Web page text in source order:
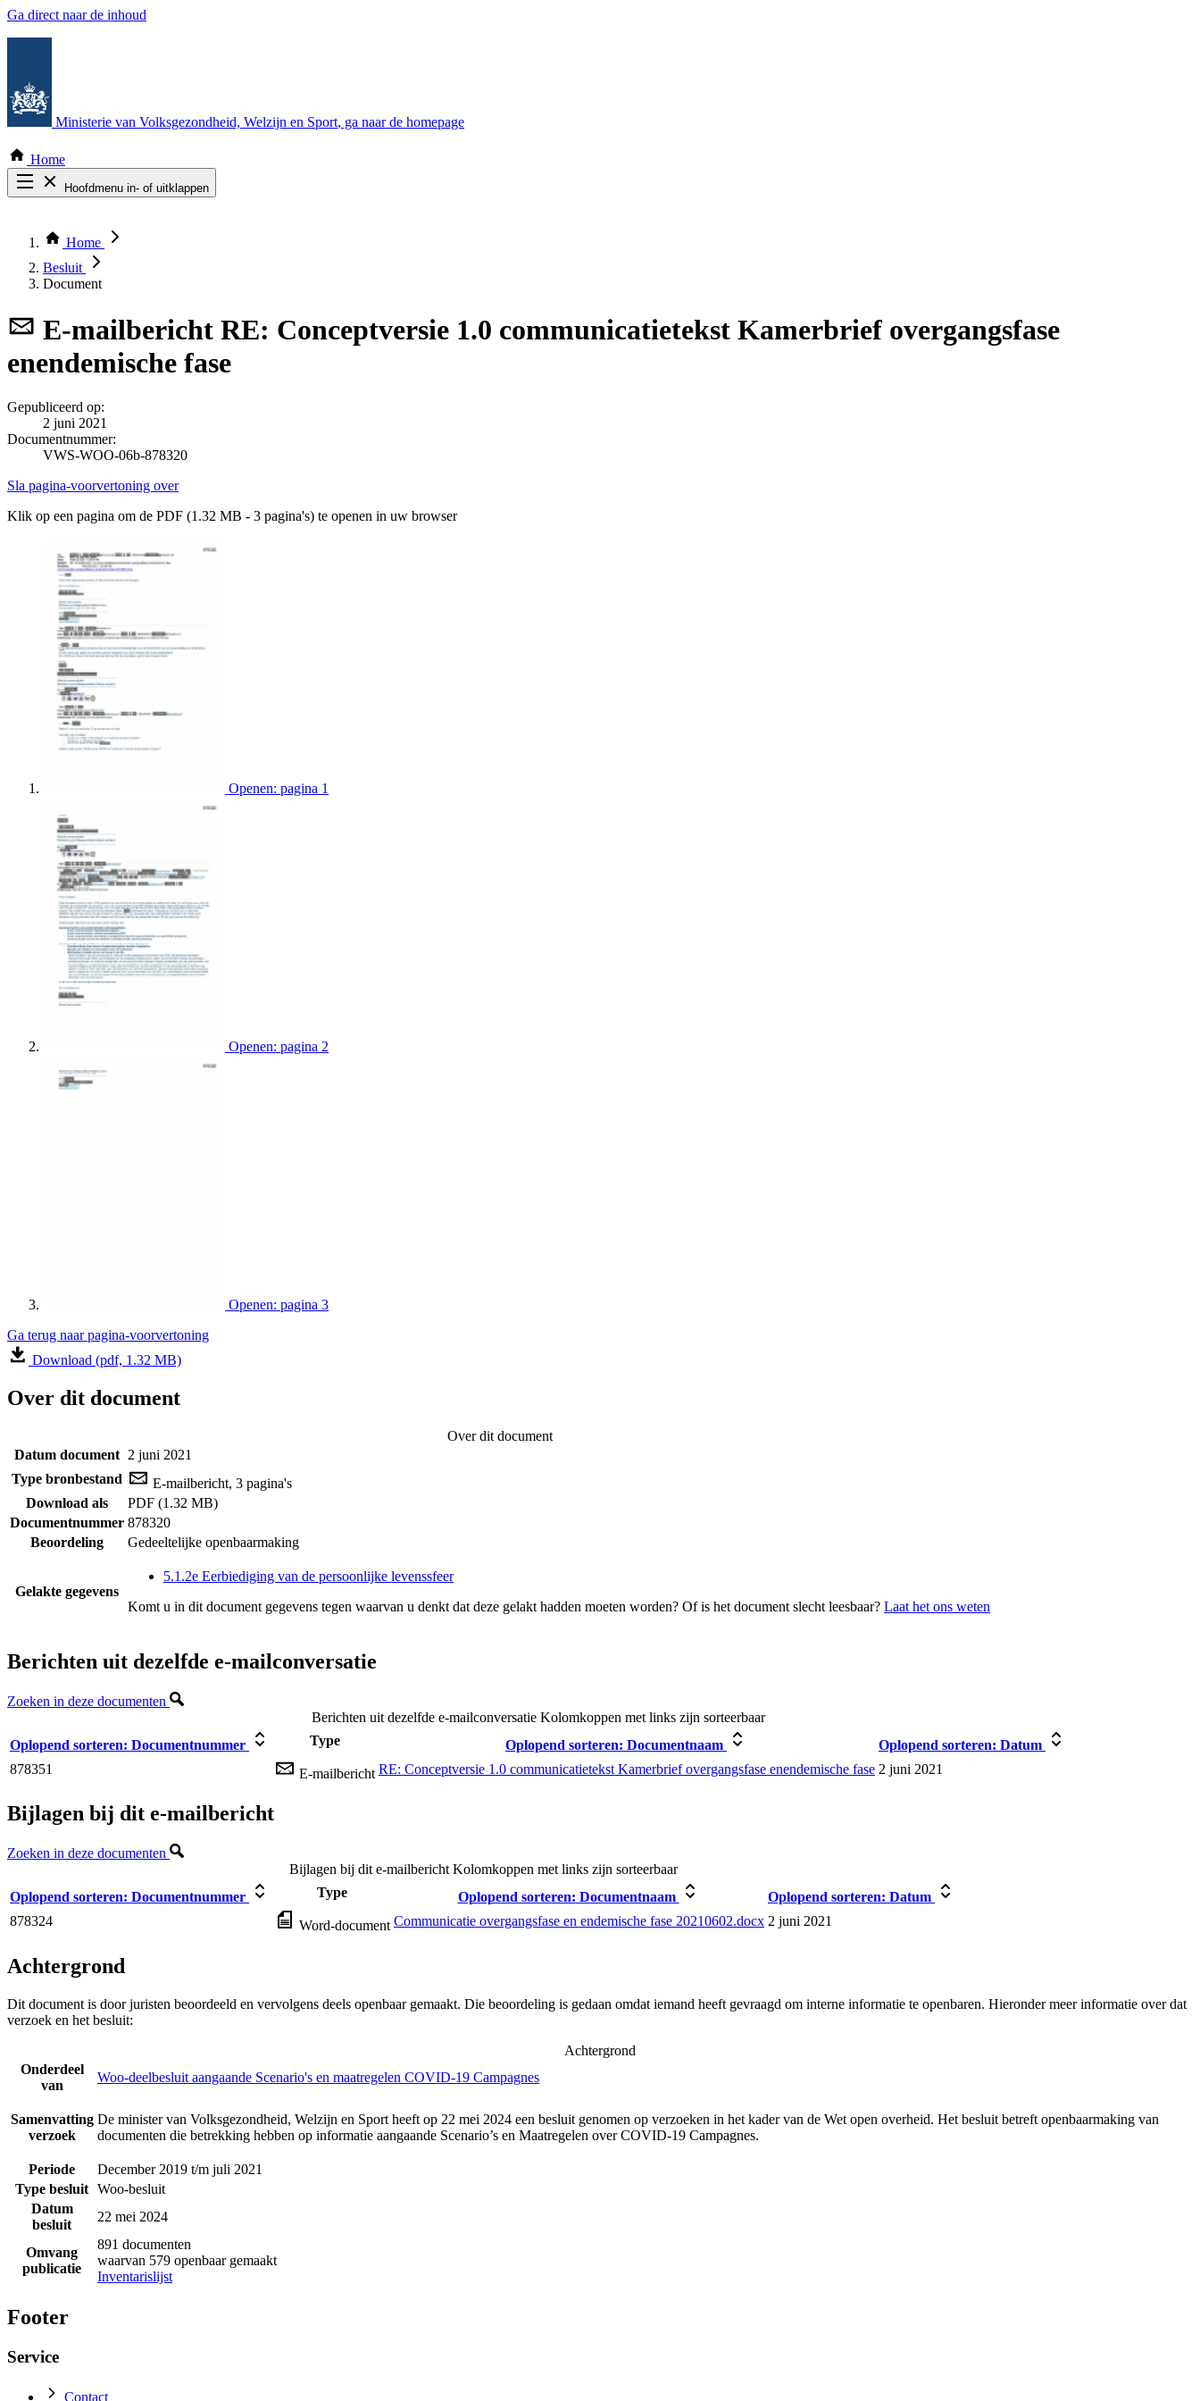
Ga direct naar de inhoud
Ministerie van Volksgezondheid, Welzijn en Sport, ga naar de homepage
Home
Hoofdmenu in- of uitklappen
Thema COVID-19
Bekijk per bestuursorgaan
Home
Besluit
Document
E-mailbericht RE: Conceptversie 1.0 communicatietekst Kamerbrief overgangsfase
enendemische fase
Gepubliceerd op:
2 juni 2021
Documentnummer:
VWS-WOO-06b-878320
Sla pagina-voorvertoning over
Klik op een pagina om de PDF (1.32 MB - 3 pagina's) te openen in uw browser
Openen: pagina 1
Openen: pagina 2
Openen: pagina 3
Ga terug naar pagina-voorvertoning
Download (pdf, 1.32 MB)
Over dit document
Over dit document
Datum document 2 juni 2021
Type bronbestand
E-mailbericht, 3 pagina's
Download als
PDF (1.32 MB)
Documentnummer 878320
Beoordeling
Gedeeltelijke openbaarmaking
Gelakte gegevens
5.1.2e Eerbiediging van de persoonlijke levenssfeer
Komt u in dit document gegevens tegen waarvan u denkt dat deze gelakt hadden moeten worden? Of is het document slecht leesbaar? Laat het ons weten
Berichten uit dezelfde e-mailconversatie
Zoeken in deze documenten
Berichten uit dezelfde e-mailconversatie Kolomkoppen met links zijn sorteerbaar
Oplopend sorteren: Documentnummer Type Oplopend sorteren: Documentnaam Oplopend sorteren: Datum
878351
E-mailbericht RE: Conceptversie 1.0 communicatietekst Kamerbrief overgangsfase enendemische fase 2 juni 2021
Bijlagen bij dit e-mailbericht
Zoeken in deze documenten
Bijlagen bij dit e-mailbericht Kolomkoppen met links zijn sorteerbaar
Oplopend sorteren: Documentnummer Type Oplopend sorteren: Documentnaam Oplopend sorteren: Datum
878324
Word-document Communicatie overgangsfase en endemische fase 20210602.docx 2 juni 2021
Achtergrond
Dit document is door juristen beoordeeld en vervolgens deels openbaar gemaakt. Die beoordeling is gedaan omdat iemand heeft gevraagd om interne informatie te openbaren. Hieronder meer informatie over dat
verzoek en het besluit:
Achtergrond
Onderdeel
van
Woo-deelbesluit aangaande Scenario's en maatregelen COVID-19 Campagnes
Samenvatting
verzoek
De minister van Volksgezondheid, Welzijn en Sport heeft op 22 mei 2024 een besluit genomen op verzoeken in het kader van de Wet open overheid. Het besluit betreft openbaarmaking van
documenten die betrekking hebben op informatie aangaande Scenario’s en Maatregelen over COVID-19 Campagnes.
Periode
December 2019 t/m juli 2021
Type besluit Woo-besluit
Datum
besluit
22 mei 2024
Omvang
publicatie
891 documenten
waarvan 579 openbaar gemaakt
Inventarislijst
Footer
Service
Contact